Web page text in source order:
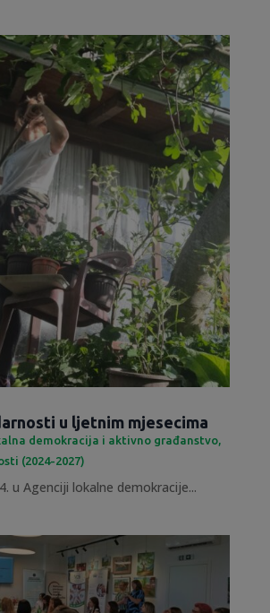
u ljetnim mjesecima
demokracija i aktivno građanstvo,
(2024-2027)
u Agenciji lokalne demokracije...